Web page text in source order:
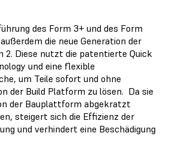
des Form 3+ und des Form
die neue Generation der
2. Diese nutzt die patentierte Quick
und eine flexible
um Teile sofort und ohne
der Build Platform zu lösen. Da sie
der Bauplattform abgekratzt
steigert sich die Effizienz der
und verhindert eine Beschädigung